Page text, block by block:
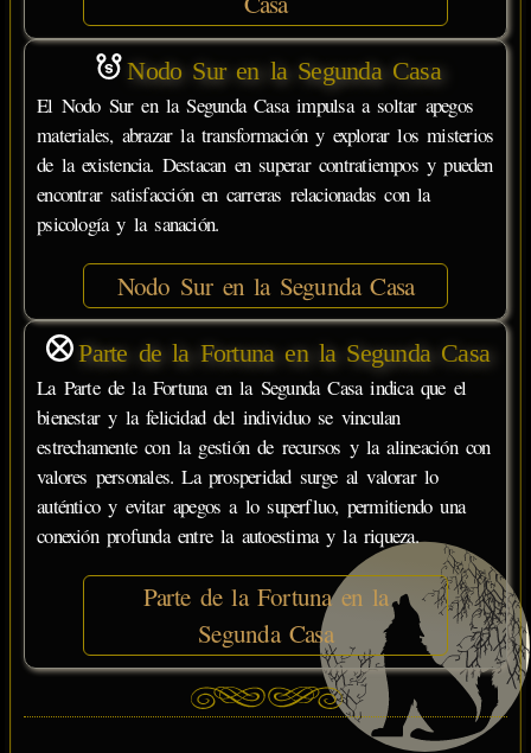
Nodo Sur en la Segunda Casa
El Nodo Sur en la Segunda Casa impulsa a soltar apegos
materiales, abrazar la transformación y explorar los misterios
de la existencia. Destacan en superar contratiempos y pueden
encontrar satisfacción en carreras relacionadas con la
psicología y la sanación.
Nodo Sur en la Segunda Casa
Parte de la Fortuna en la Segunda Casa
La Parte de la Fortuna en la Segunda Casa indica que el
bienestar y la felicidad del individuo se vinculan
estrechamente con la gestión de recursos y la alineación con
valores personales. La prosperidad surge al valorar lo
auténtico y evitar apegos a lo superfluo, permitiendo una
conexión profunda entre la autoestima y la riqueza.
Parte de la Fortuna en la
Segunda Casa